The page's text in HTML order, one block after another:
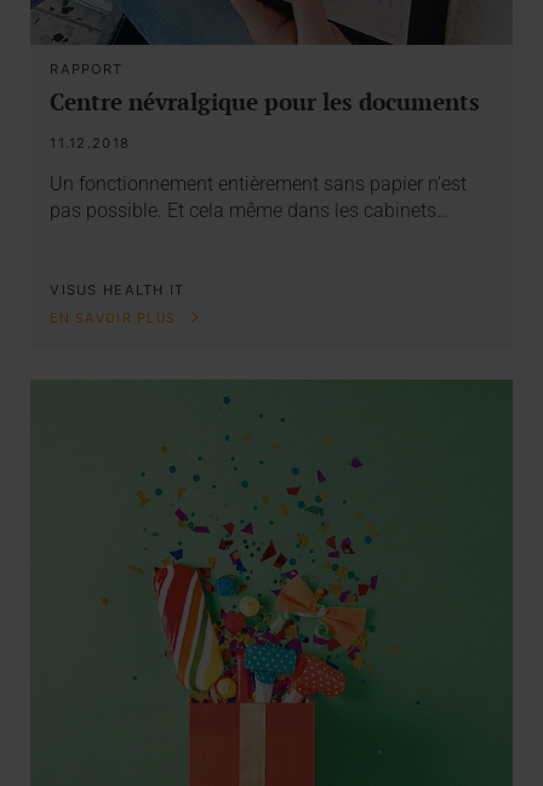
RAPPORT
Centre névralgique pour les documents
11.12.2018
Un fonctionnement entièrement sans papier n’est
pas possible. Et cela même dans les cabinets…
VISUS HEALTH IT
EN SAVOIR PLUS